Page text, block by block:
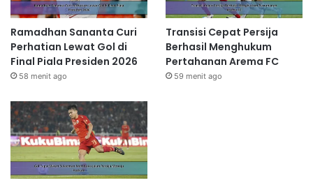
Ramadhan Sananta Curi
Perhatian Lewat Gol di
Final Piala Presiden 2026
58 menit ago
Transisi Cepat Persija
Berhasil Menghukum
Pertahanan Arema FC
59 menit ago